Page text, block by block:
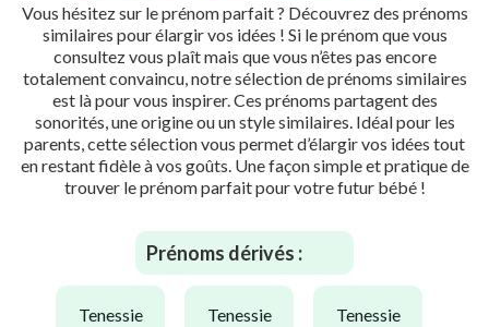
Vous hésitez sur le prénom parfait ? Découvrez des prénoms
similaires pour élargir vos idées ! Si le prénom que vous
consultez vous plaît mais que vous n’êtes pas encore
totalement convaincu, notre sélection de prénoms similaires
est là pour vous inspirer. Ces prénoms partagent des
sonorités, une origine ou un style similaires. Idéal pour les
parents, cette sélection vous permet d’élargir vos idées tout
en restant fidèle à vos goûts. Une façon simple et pratique de
trouver le prénom parfait pour votre futur bébé !
Prénoms dérivés :
tenessie tenessie tenessie